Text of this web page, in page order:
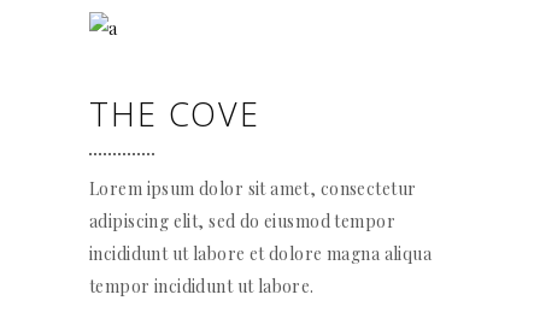
THE COVE
Lorem ipsum dolor sit amet, consectetur
adipiscing elit, sed do eiusmod tempor
incididunt ut labore et dolore magna aliqua
tempor incididunt ut labore.